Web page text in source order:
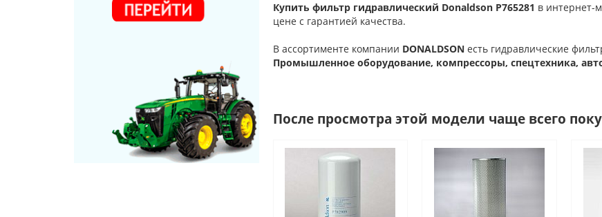
Купить фильтр гидравлический Donaldson P765281 в интернет-
цене с гарантией качества.
В ассортименте компании DONALDSONесть гидравлические
Промышленное оборудование, компрессоры, спецтехника,
После просмотра этой модели чаще всего